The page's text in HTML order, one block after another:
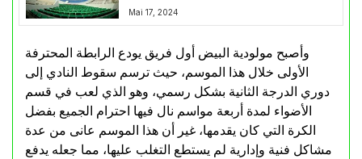
Mai 17, 2024
وأصبح مولودية البيض أول فريق يودع الرابطة المحترفة
الأولى خلال هذا الموسم، حيث ترسم سقوط النادي إلى
دوري الدرجة الثانية بشكل رسمي، وهو الذي لعب في قسم
الأضواء لمدة أربعة مواسم نال فيها احترام الجميع بفضل
الكرة التي كان يقدمها، غير أن هذا الموسم عانى من عدة
مشاكل فنية وإدارية لم يستطع التغلب عليها، مما جعله يدفع